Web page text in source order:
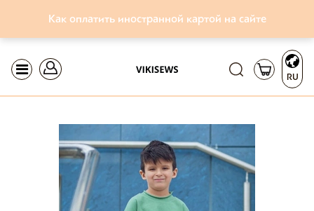
Как оплатить иностранной картой на сайте
RU